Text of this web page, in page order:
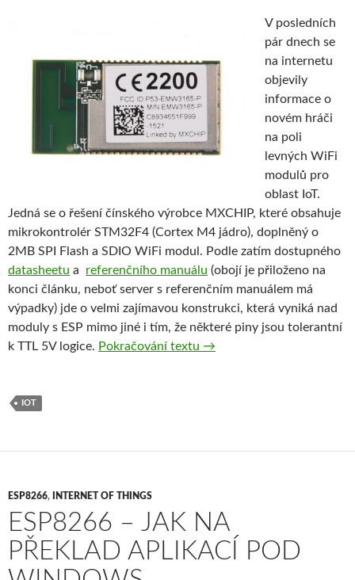
V posledních
pár dnech se
na internetu
objevily
informace o
novém hráči
na poli
levných WiFi
modulů pro
oblast IoT.
Jedná se o řešení čínského výrobce MXCHIP, které obsahuje
mikrokontrolér STM32F4 (Cortex M4 jádro), doplněný o
2MB SPI Flash a SDIO WiFi modul. Podle zatím dostupného
datasheetu a referenčního manuálu (obojí je přiloženo na
konci článku, neboť server s referenčním manuálem má
výpadky) jde o velmi zajímavou konstrukci, která vyniká nad
moduly s ESP mimo jiné i tím, že některé piny jsou tolerantní
k TTL 5V logice. Pokračování textu EMW3165 – narodil se
→
IOT
ESP8266, INTERNET OF THINGS
ESP8266 – JAK NA
PŘEKLAD APLIKACÍ POD